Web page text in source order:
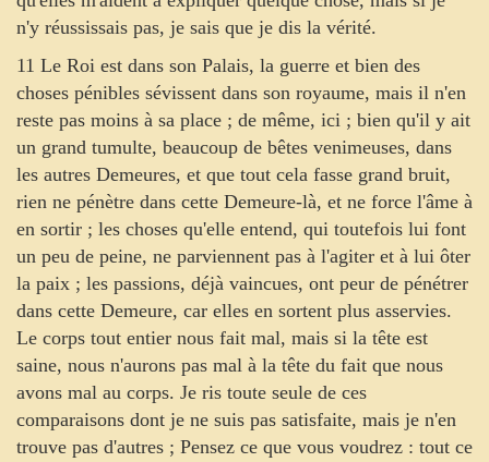
n'y réussissais pas, je sais que je dis la vérité.
11 Le Roi est dans son Palais, la guerre et bien des
choses pénibles sévissent dans son royaume, mais il n'en
reste pas moins à sa place ; de même, ici ; bien qu'il y ait
un grand tumulte, beaucoup de bêtes venimeuses, dans
les autres Demeures, et que tout cela fasse grand bruit,
rien ne pénètre dans cette Demeure-là, et ne force l'âme à
en sortir ; les choses qu'elle entend, qui toutefois lui font
un peu de peine, ne parviennent pas à l'agiter et à lui ôter
la paix ; les passions, déjà vaincues, ont peur de pénétrer
dans cette Demeure, car elles en sortent plus asservies.
Le corps tout entier nous fait mal, mais si la tête est
saine, nous n'aurons pas mal à la tête du fait que nous
avons mal au corps. Je ris toute seule de ces
comparaisons dont je ne suis pas satisfaite, mais je n'en
trouve pas d'autres ; Pensez ce que vous voudrez : tout ce